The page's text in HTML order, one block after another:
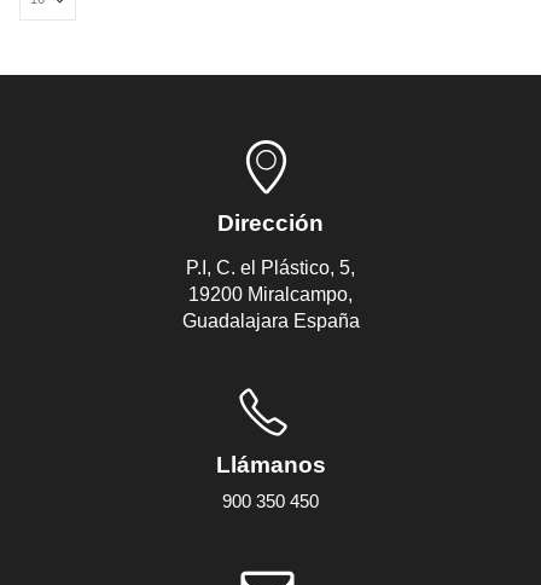
Dirección
P.I, C. el Plástico, 5,
19200 Miralcampo,
Guadalajara España
Llámanos
900 350 450